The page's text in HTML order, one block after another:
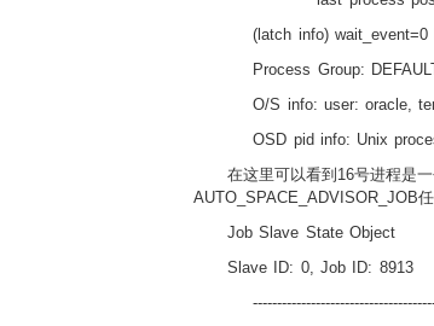
(latch info) wait_event=0
Process Group:
O/S info: user: oracle,
OSD pid info: Unix
在这里可以看到16号进程是
AUTO_SPACE_ADVISOR_JOB
Job Slave State Object
Slave ID: 0, Job ID: 8913